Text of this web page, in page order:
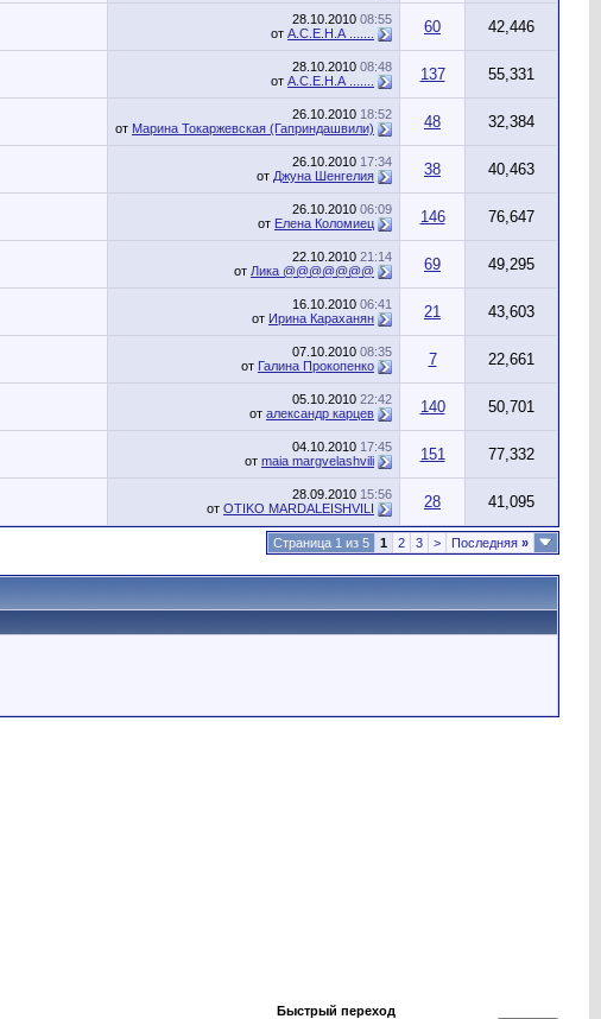
28.10.2010 08:55
от А.С.Е.Н.А ....... 60 42,446
28.10.2010 08:48
от А.С.Е.Н.А ....... 137 55,331
26.10.2010 18:52
от Марина Токаржевская (Гаприндашвили) 48 32,384
26.10.2010 17:34
от Джуна Шенгелия 38 40,463
26.10.2010 06:09
от Елена Коломиец 146 76,647
22.10.2010 21:14
от Лика @@@@@@@ 69 49,295
16.10.2010 06:41
от Ирина Караханян 21 43,603
07.10.2010 08:35
от Галина Прокопенко 7 22,661
05.10.2010 22:42
от александр карцев 140 50,701
04.10.2010 17:45
от maia margvelashvili 151 77,332
28.09.2010 15:56
от OTIKO MARDALEISHVILI 28 41,095
Страница 1 из 5 1 2 3 > Последняя »
Быстрый переход